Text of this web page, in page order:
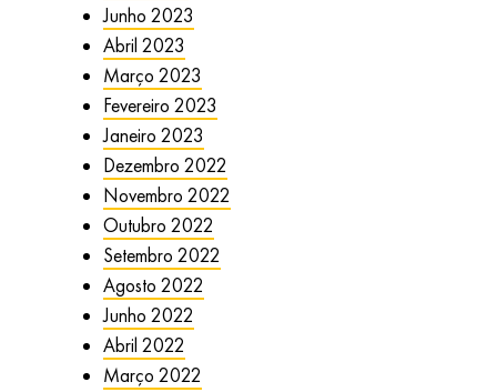
Junho 2023
Abril 2023
Março 2023
Fevereiro 2023
Janeiro 2023
Dezembro 2022
Novembro 2022
Outubro 2022
Setembro 2022
Agosto 2022
Junho 2022
Abril 2022
Março 2022